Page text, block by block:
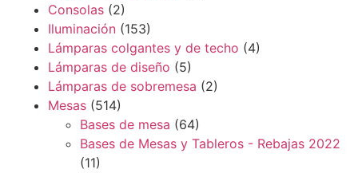
Consolas (2)
Iluminación (153)
Lámparas colgantes y de techo (4)
Lámparas de diseño (5)
Lámparas de sobremesa (2)
Mesas (514)
Bases de mesa (64)
Bases de Mesas y Tableros - Rebajas 2022
(11)